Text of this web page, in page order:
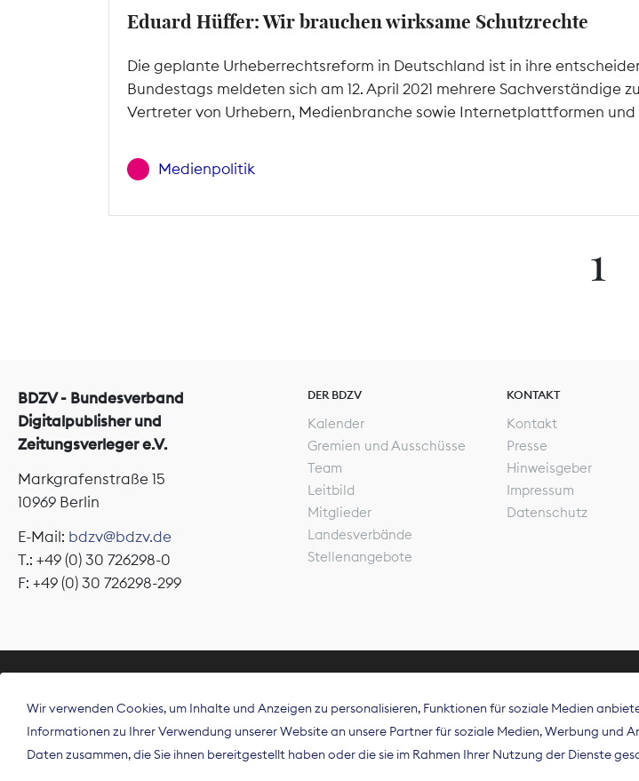
Eduard Hüffer: Wir brauchen wirksame Schutzrechte
Die geplante Urheberrechtsreform in Deutschland ist in ihre
Bundestags meldeten sich am 12. April 2021 mehrere
Vertreter von Urhebern, Medienbranche sowie Internetplattformen und
Medienpolitik
1
BDZV - Bundesverband
Digitalpublisher und
Zeitungsverleger e.V.
Markgrafenstraße 15
10969 Berlin
E-Mail: bdzv@bdzv.de
T.: +49 (0) 30 726298-0
F: +49 (0) 30 726298-299
DER BDZV
Kalender
Gremien und Ausschüsse
Team
Leitbild
Mitglieder
Landesverbände
Stellenangebote
KONTAKT
Kontakt
Presse
Hinweisgeber
Impressum
Datenschutz
Der Bundesverband Digitalpublisher und
Spitzenorganisation die Interessen der
Deutschland und auf EU-Ebene.
Wir verwenden Cookies, um Inhalte und Anzeigen zu personalisieren, Funktionen für soziale Medien
Informationen zu Ihrer Verwendung unserer Website an unsere Partner für soziale Medien, Werbung
Daten zusammen, die Sie ihnen bereitgestellt haben oder die sie im Rahmen Ihrer Nutzung der Dienste